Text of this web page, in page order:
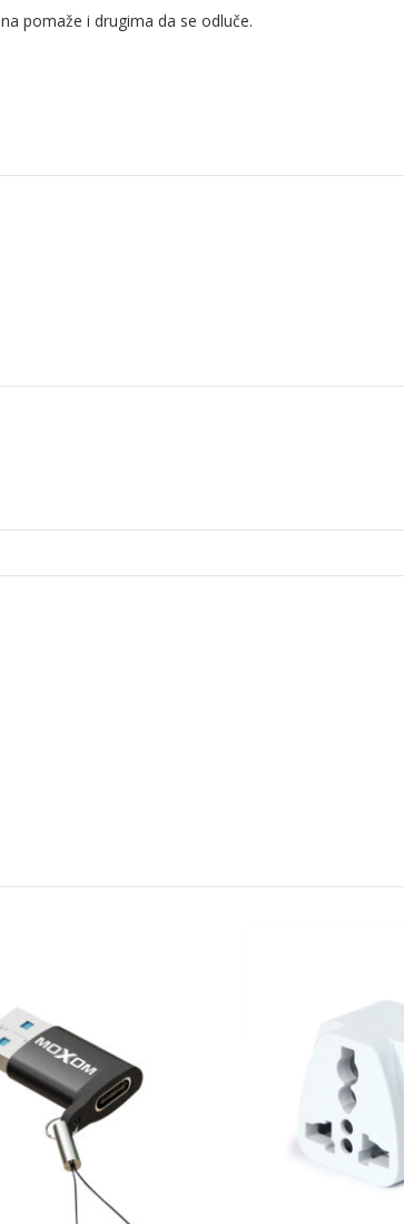
pomaže i drugima da se odluče.